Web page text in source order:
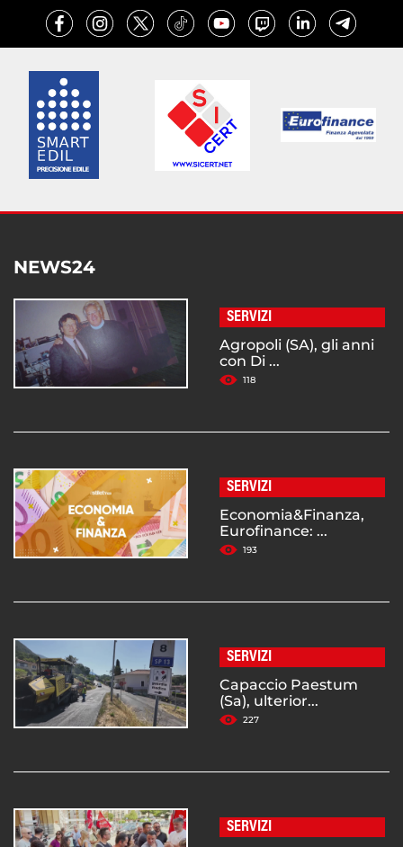
NEWS24
SERVIZI
Agropoli (SA), gli anni
con Di ...
118
SERVIZI
Economia&Finanza,
Eurofinance: ...
193
SERVIZI
Capaccio Paestum
(Sa), ulterior...
227
SERVIZI